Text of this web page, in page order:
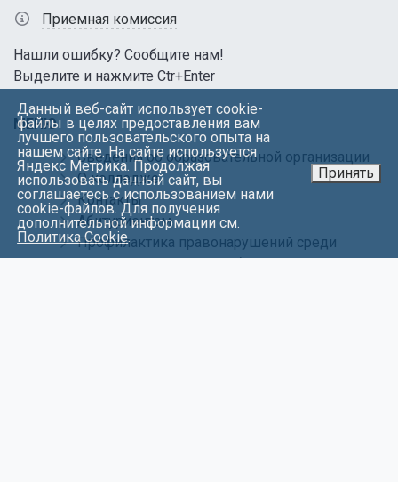
Приемная комиссия
Нашли ошибку? Сообщите нам!
Выделите и нажмите Ctr+Enter
МЕНЮ
Сведения об образовательной организации
О колледже
Контакты
Абитуриентам
Профилактика правонарушений среди
Данный веб-сайт использует cookie-
файлы в целях предоставления вам
лучшего пользовательского опыта на
нашем сайте. На сайте используется
Яндекс Метрика. Продолжая
использовать данный сайт, вы
соглашаетесь с использованием нами
cookie-файлов. Для получения
дополнительной информации см.
Политика Cookie.
Принять